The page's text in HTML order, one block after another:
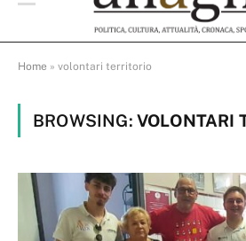
Home » volontari territorio
BROWSING: VOLONTARI